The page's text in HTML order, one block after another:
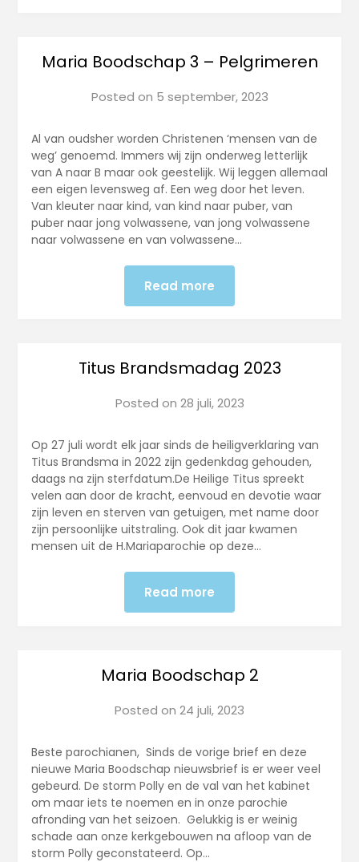
Maria Boodschap 3 – Pelgrimeren
Posted on 5 september, 2023
Al van oudsher worden Christenen ‘mensen van de
weg’ genoemd. Immers wij zijn onderweg letterlijk
van A naar B maar ook geestelijk. Wij leggen allemaal
een eigen levensweg af. Een weg door het leven.
Van kleuter naar kind, van kind naar puber, van
puber naar jong volwassene, van jong volwassene
naar volwassene en van volwassene…
Read more
Titus Brandsmadag 2023
Posted on 28 juli, 2023
Op 27 juli wordt elk jaar sinds de heiligverklaring van
Titus Brandsma in 2022 zijn gedenkdag gehouden,
daags na zijn sterfdatum.De Heilige Titus spreekt
velen aan door de kracht, eenvoud en devotie waar
zijn leven en sterven van getuigen, met name door
zijn persoonlijke uitstraling. Ook dit jaar kwamen
mensen uit de H.Mariaparochie op deze…
Read more
Maria Boodschap 2
Posted on 24 juli, 2023
Beste parochianen, Sinds de vorige brief en deze
nieuwe Maria Boodschap nieuwsbrief is er weer veel
gebeurd. De storm Polly en de val van het kabinet
om maar iets te noemen en in onze parochie
afronding van het seizoen. Gelukkig is er weinig
schade aan onze kerkgebouwen na afloop van de
storm Polly geconstateerd. Op…